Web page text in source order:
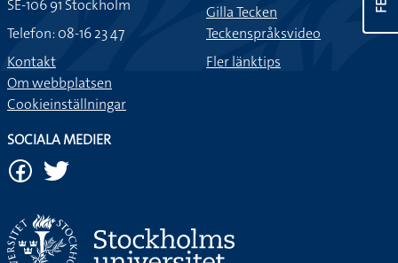
SE-106 91 Stockholm
Telefon: 08-16 23 47
Kontakt
Om webbplatsen
Cookieinställningar
Gilla Tecken
Teckenspråksvideo
Fler länktips
SOCIALA MEDIER